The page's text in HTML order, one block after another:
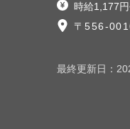
時給1,177
〒556-
最終更新日：